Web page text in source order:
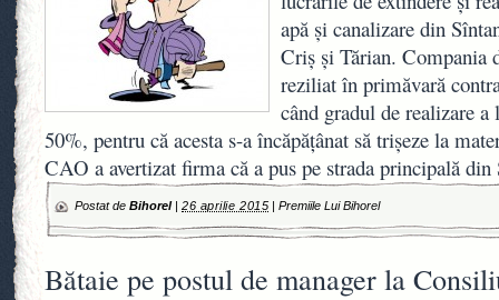
apă şi canalizare din
Criş şi Tărian. Compania
reziliat în primăvară
când gradul de realizare
50%, pentru că acesta s-a încăpăţânat să trişeze la
CAO a avertizat firma că a pus pe strada principală
Postat de Bihorel| 26 aprilie 2015 |Premiile Lui Bihorel
Bătaie pe postul de manager la